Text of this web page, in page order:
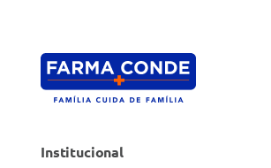
Institucional